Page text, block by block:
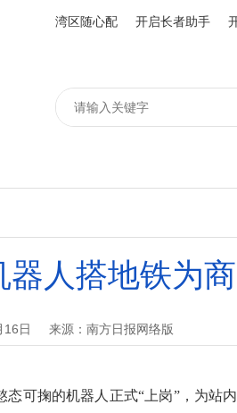
湾区随心配 开启长者助手
器人搭地铁为
16日 来源：南方日报网络版
可掬的机器人正式“上岗”，为站